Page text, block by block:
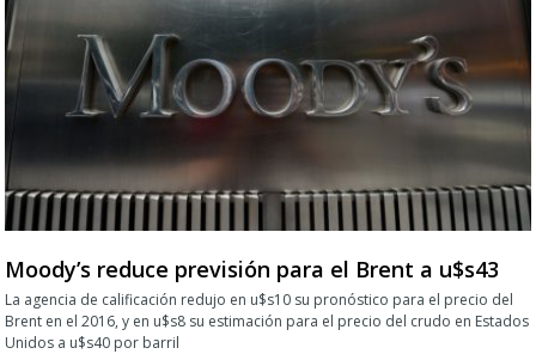
Moody’s reduce previsión para el Brent a u$s43
La agencia de calificación redujo en u$s10 su pronóstico para el precio del
Brent en el 2016, y en u$s8 su estimación para el precio del crudo en Estados
Unidos a u$s40 por barril